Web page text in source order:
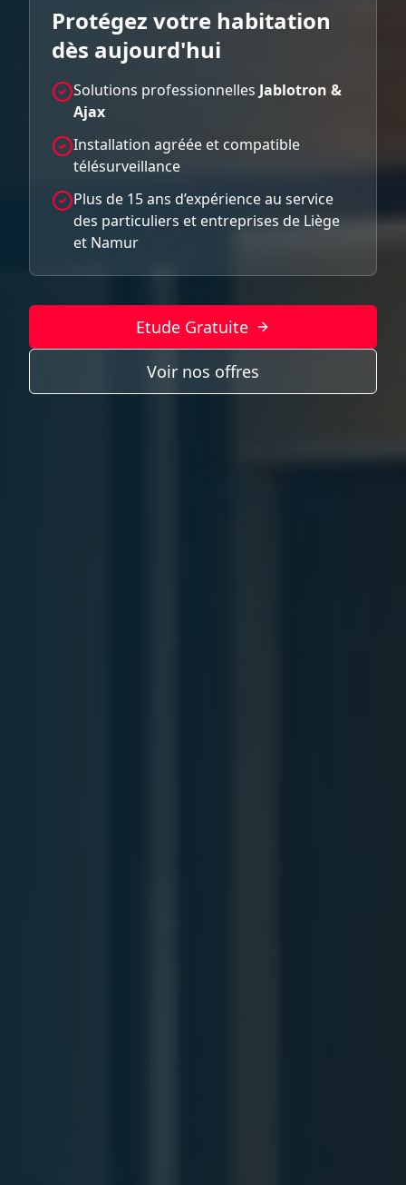
Protégez votre habitation
dès aujourd'hui
Solutions professionnelles Jablotron &
Ajax
Installation agréée et compatible
télésurveillance
Plus de 15 ans d’expérience au service
des particuliers et entreprises de Liège
et Namur
Etude Gratuite
Voir nos offres